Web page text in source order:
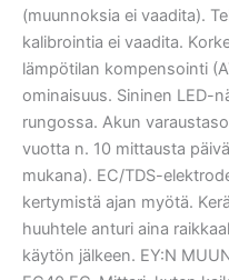
(muunnoksia ei vaadita).
kalibrointia ei vaadita.
lämpötilan kompensointi
ominaisuus. Sininen LED-
rungossa. Akun
vuotta n. 10 mittausta
mukana). EC/TDS-
kertymistä ajan myötä.
huuhtele anturi aina
käytön jälkeen. EY:N